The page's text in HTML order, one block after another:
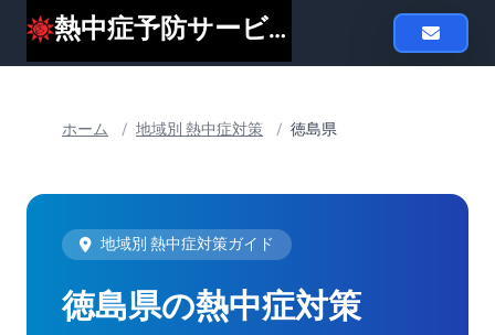
熱中症予防サービスheat119
ホーム / 地域別 熱中症対策 / 徳島県
地域別 熱中症対策ガイド
徳島県の熱中症対策